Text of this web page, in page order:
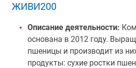
ЖИВИ200
Описание деятельности:
основана в 2012 году.
пшеницы и производит из
продукты: сухие ростки